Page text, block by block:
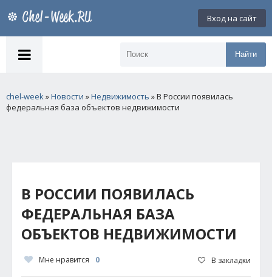
Вход на сайт
Найти
chel-week»Новости »Недвижимость » В России появилась
федеральная база объектов недвижимости
В РОССИИ ПОЯВИЛАСЬ
ФЕДЕРАЛЬНАЯ БАЗА
ОБЪЕКТОВ НЕДВИЖИМОСТИ
Мне нравится 0 В закладки